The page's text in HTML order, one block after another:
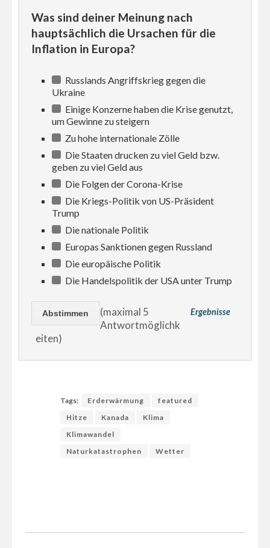
Was sind deiner Meinung nach
hauptsächlich die Ursachen für die
Inflation in Europa?
Russlands Angriffskrieg gegen die
Ukraine
Einige Konzerne haben die Krise genutzt,
um Gewinne zu steigern
Zu hohe internationale Zölle
Die Staaten drucken zu viel Geld bzw.
geben zu viel Geld aus
Die Folgen der Corona-Krise
Die Kriegs-Politik von US-Präsident
Trump
Die nationale Politik
Europas Sanktionen gegen Russland
Die europäische Politik
Die Handelspolitik der USA unter Trump
Ergebnisse
(maximal 5
Antwortmöglichk
eiten)
Tags: Erderwärmung
featured
Hitze
Kanada
Klima
Klimawandel
Naturkatastrophen
Wetter